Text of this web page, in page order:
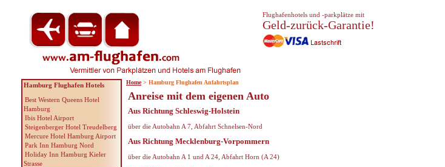
Anreise mit dem eigenen Auto
Aus Richtung Schleswig-Holstein
über die Autobahn A 7, Abfahrt Schnelsen-Nord
Aus Richtung Mecklenburg-Vorpommern
über die Autobahn A 1 und A 24, Abfahrt Horn (A 24)
Hamburg Flughafen Hotels
Best Western Queens Hotel
Hamburg
Ibis Hotel Airport
Steigenberger Hotel Treudelberg
Mercure Hotel Hamburg Airport
Park Inn Hamburg Nord
Holiday Inn Hamburg Kieler
Strasse
Flughafenhotels und -parkplätze mit
Geld-zurück-Garantie!
Home > Hamburg Flughafen Anfahrtsplan